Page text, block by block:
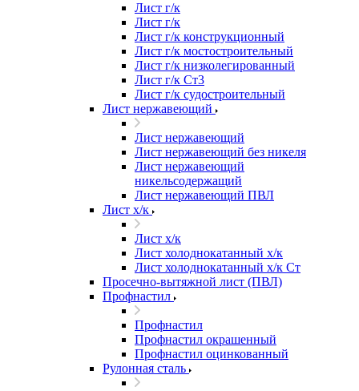
Лист г/к
Лист г/к
Лист г/к конструкционный
Лист г/к мостостроительный
Лист г/к низколегированный
Лист г/к Ст3
Лист г/к судостроительный
Лист нержавеющий
Лист нержавеющий
Лист нержавеющий без никеля
Лист нержавеющий
никельсодержащий
Лист нержавеющий ПВЛ
Лист х/к
Лист х/к
Лист холоднокатанный х/к
Лист холоднокатанный х/к Ст
Просечно-вытяжной лист (ПВЛ)
Профнастил
Профнастил
Профнастил окрашенный
Профнастил оцинкованный
Рулонная сталь